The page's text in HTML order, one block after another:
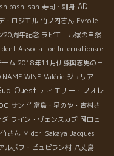
san 寿司・刺身 AD
・ロジエル 竹ノ内さん Eyrolle
20周年記念 ラピエール家の自然
Association Internationale
ーム 2018年11月伊藤與志男の日
NAME WINE Valérie ジュリア
Ouest ティエリー・フォレ
サン 竹富島・星のや・吉村さ
ダ ワイン・ヴェンスカブ 岡田ヒ
さん Midori Sakaya Jacques
ルボワ・ピュピラン村 八丈島